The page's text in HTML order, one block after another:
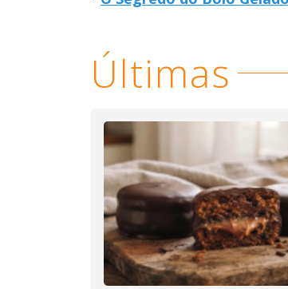
Últimas